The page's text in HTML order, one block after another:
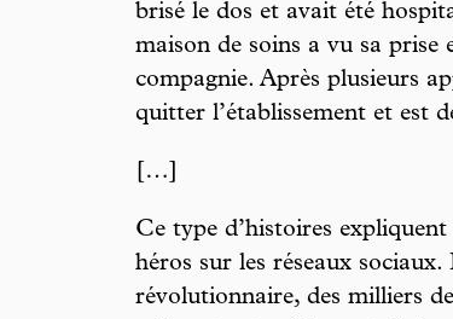
brisé le dos et avait été
maison de soins a vu sa prise
compagnie. Après plusieurs
quitter l’établissement et est
[…]
Ce type d’histoires
héros sur les réseaux
révolutionnaire, des milliers